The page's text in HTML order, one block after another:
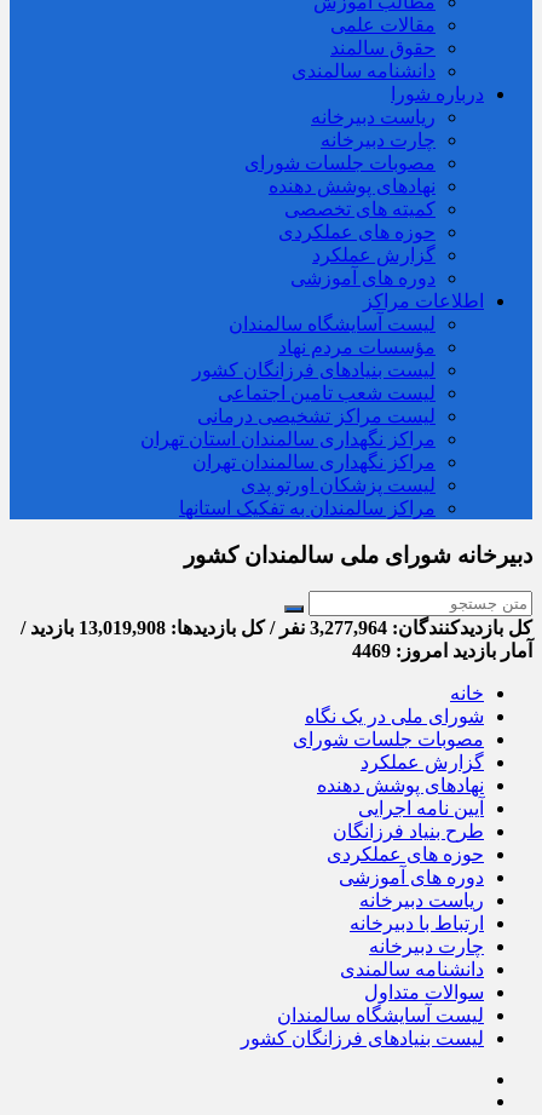
مقالات علمی
حقوق سالمند
دانشنامه سالمندی
درباره شورا
ریاست دبیرخانه
چارت دبیرخانه
مصوبات جلسات شورای
نهادهای پوشش دهنده
کمیته های تخصصی
حوزه های عملکردی
گزارش عملکرد
دوره های آموزشی
اطلاعات مراکز
لیست آسایشگاه سالمندان
مؤسسات مردم نهاد
لیست بنیادهای فرزانگان کشور
لیست شعب تامین اجتماعی
لیست مراکز تشخیصی درمانی
مراکز نگهداری سالمندان استان تهران
مراکز نگهداری سالمندان تهران
لیست پزشکان اورتو پدی
مراکز سالمندان به تفکیک استانها
دبیرخانه شورای ملی سالمندان کشور
کل بازدیدکنند‌گان: 3,277,964 نفر / کل بازدیدها: 13,019,908 بازدید /
آمار بازدید امروز: 4469
خانه
شورای ملی در یک نگاه
مصوبات جلسات شورای
گزارش عملکرد
نهادهای پوشش دهنده
آیین نامه اجرایی
طرح بنیاد فرزانگان
حوزه های عملکردی
دوره های آموزشی
ریاست دبیرخانه
ارتباط با دبیرخانه
چارت دبیرخانه
دانشنامه سالمندی
سوالات متداول
لیست آسایشگاه سالمندان
لیست بنیادهای فرزانگان کشور